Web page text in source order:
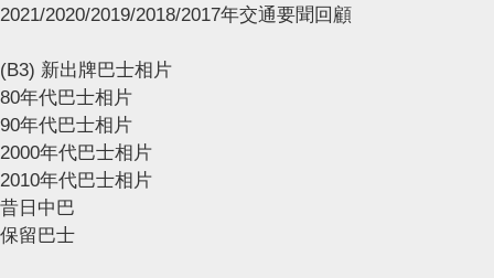
2021/2020/2019/2018/2017年交通要聞回顧
(B3) 新出牌巴士相片
80年代巴士相片
90年代巴士相片
2000年代巴士相片
2010年代巴士相片
昔日中巴
保留巴士